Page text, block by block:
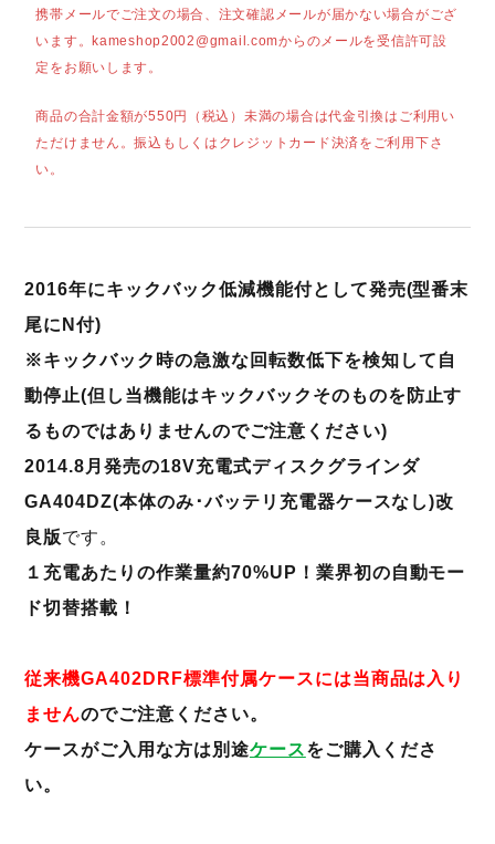
携帯メールでご注文の場合、注文確認メールが届かない場合がござ
います。kameshop2002@gmail.comからのメールを受信許可設
定をお願いします。
商品の合計金額が550円（税込）未満の場合は代金引換はご利用い
ただけません。振込もしくはクレジットカード決済をご利用下さ
い。
2016年にキックバック低減機能付として発売(型番末
尾にN付)
※キックバック時の急激な回転数低下を検知して自
動停止(但し当機能はキックバックそのものを防止す
るものではありませんのでご注意ください)
2014.8月発売の18V充電式ディスクグラインダ
GA404DZ(本体のみ･バッテリ充電器ケースなし)改
良版です。
１充電あたりの作業量約70%UP！業界初の自動モー
ド切替搭載！
従来機GA402DRF標準付属ケースには当商品は入り
ませんのでご注意ください。
ケースがご入用な方は別途ケースをご購入くださ
い。